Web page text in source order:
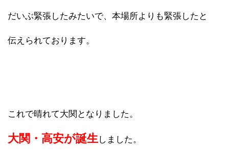
だいぶ緊張したみたいで、本場所よりも緊張したと
伝えられております。
これで晴れて大関となりました。
大関・高安が誕生しました。